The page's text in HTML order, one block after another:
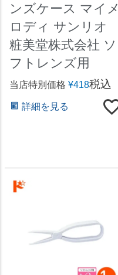
ンズケース マイメ
ロディ サンリオ
粧美堂株式会社 ソ
フトレンズ用
当店特別価格 ¥418税込
詳細を見る